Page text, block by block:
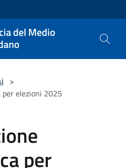
del Medio
>
elezioni 2025
per